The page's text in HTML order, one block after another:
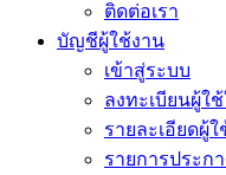
ติดต่อเรา
บัญชีผู้ใช้งาน
เข้าสู่ระบบ
ลงทะเบียนผู้ใ
รายละเอียดผู้
รายการประก